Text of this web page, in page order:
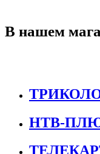
В нашем
НТВ-